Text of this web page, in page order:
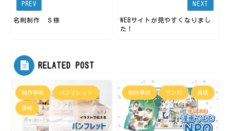
名刺制作 Ｓ様
WEBサイトが見やすくなりまし
た！
RELATED POST
制作事例 パンフレット
挿絵
制作事例 マンガ 表紙